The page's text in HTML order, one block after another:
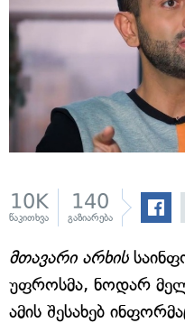
10K
წაკითხვა
140
გაზიარება
მთავარი არხის
უფროსმა, ნოდარ
ამის შესახებ